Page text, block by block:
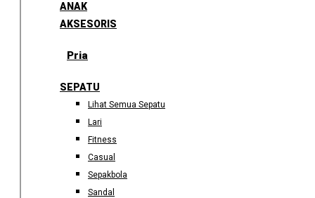
ANAK
AKSESORIS
Pria
SEPATU
Lihat Semua Sepatu
Lari
Fitness
Casual
Sepakbola
Sandal